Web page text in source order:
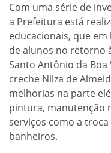
Com uma série de
a Prefeitura está
educacionais, que
de alunos no retorno
Santo Antônio da Boa
creche Nilza de
melhorias na parte
pintura, manutenção
serviços como a
banheiros.